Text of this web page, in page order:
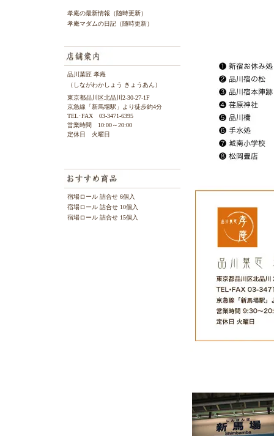
孝庵の最新情報（随時更新）
孝庵マダムの日記（随時更新）
品川菓匠 孝庵
（しながわかしょう きょうあん）
東京都品川区北品川2-30-27-1F
京急線「新馬場駅」より徒歩約4分
TEL･FAX 03-3471-6395
営業時間 10:00～20:00
定休日 火曜日
宿場ロール 詰合せ 6個入
宿場ロール 詰合せ 10個入
宿場ロール 詰合せ 15個入